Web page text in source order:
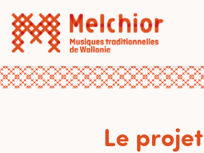
Le projet